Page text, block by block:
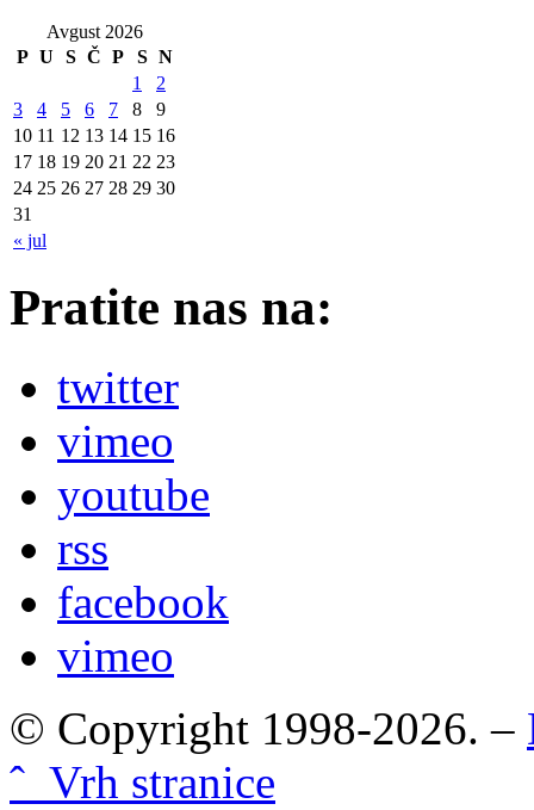
Avgust 2026
P U S Č P S N
« jul
1
2
3
4 5 6 7 8
9
10 11 12 13 14 15 16
17 18 19 20 21 22 23
24 25 26 27 28 29 30
31
Pratite nas na:
twitter
vimeo
youtube
rss
facebook
vimeo
© Copyright 1998-2026. –
ˆ Vrh stranice